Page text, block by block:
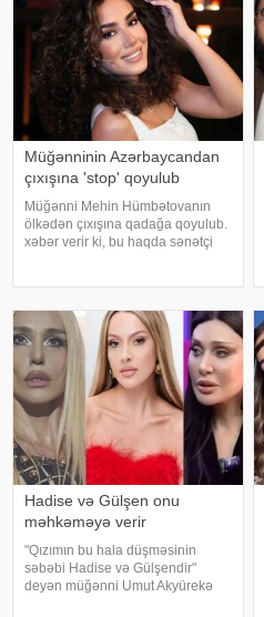
Müğənninin Azərbaycandan
çıxışına 'stop' qoyulub
Müğənni Mehin Hümbətovanın
ölkədən çıxışına qadağa qoyulub.
xəbər verir ki, bu haqda sənətçi
bilmirəm. "Stop"u
Hadise və Gülşen onu
məhkəməyə verir
"Qızımın bu hala düşməsinin
səbəbi Hadise və Gülşendir"
deyən müğənni Umut Akyürekə